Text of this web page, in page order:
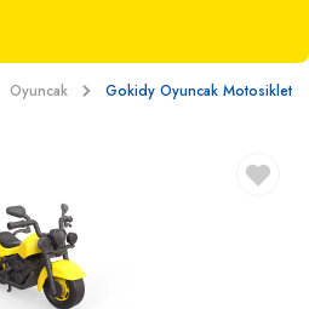
Oyuncak Gokidy Oyuncak Motosiklet